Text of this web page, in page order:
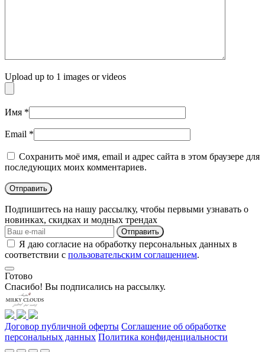
Upload up to 1 images or videos
Имя *
Email *
Сохранить моё имя, email и адрес сайта в этом браузере для
последующих моих комментариев.
Подпишитесь на нашу рассылку, чтобы первыми узнавать о
новинках, скидках и модных трендах
Отправить
Я даю согласие на обработку персональных данных в
соответствии с пользовательским соглашением.
Готово
Спасибо! Вы подписались на рассылку.
Договор публичной оферты Соглашение об обработке
персональных данных Политика конфиденциальности